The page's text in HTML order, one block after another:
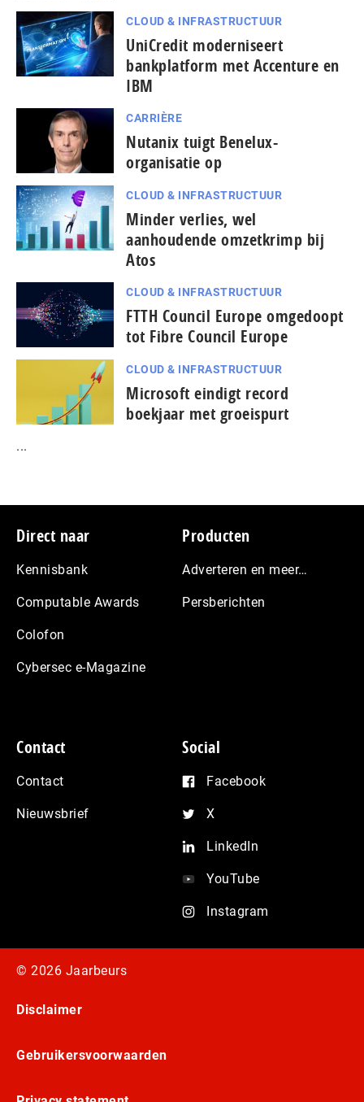
CLOUD & INFRASTRUCTUUR
UniCredit moderniseert
bankplatform met Accenture en
IBM
CARRIÈRE
Nutanix tuigt Benelux-
organisatie op
CLOUD & INFRASTRUCTUUR
Minder verlies, wel
aanhoudende omzetkrimp bij
Atos
CLOUD & INFRASTRUCTUUR
FTTH Council Europe omgedoopt
tot Fibre Council Europe
CLOUD & INFRASTRUCTUUR
Microsoft eindigt record
boekjaar met groeispurt
...
Footer
Direct naar
Kennisbank
Computable Awards
Colofon
Cybersec e-Magazine
Producten
Adverteren en meer…
Persberichten
Contact
Contact
Nieuwsbrief
Social
Facebook
X
LinkedIn
YouTube
Instagram
© 2026 Jaarbeurs
Disclaimer
Gebruikersvoorwaarden